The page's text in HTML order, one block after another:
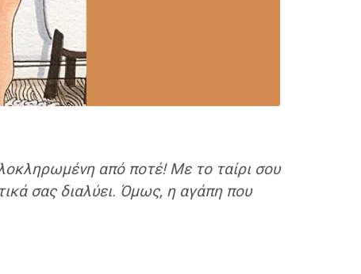
από ποτέ! Με το ταίρι σου
σας διαλύει. Όμως, η αγάπη που